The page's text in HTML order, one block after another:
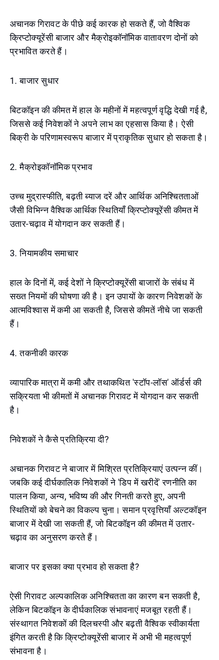
अचानक गिरावट के पीछे कई कारक हो सकते हैं, जो वैश्विक
क्रिप्टोक्यूरेंसी बाजार और मैक्रोइकॉनॉमिक वातावरण दोनों को
प्रभावित करते हैं।
1. बाजार सुधार
बिटकॉइन की कीमत में हाल के महीनों में महत्वपूर्ण वृद्धि देखी गई है,
जिससे कई निवेशकों ने अपने लाभ का एहसास किया है। ऐसी
बिक्री के परिणामस्वरूप बाजार में प्राकृतिक सुधार हो सकता है।
2. मैक्रोइकॉनॉमिक प्रभाव
उच्च मुद्रास्फीति, बढ़ती ब्याज दरें और आर्थिक अनिश्चितताओं
जैसी विभिन्न वैश्विक आर्थिक स्थितियाँ क्रिप्टोक्यूरेंसी कीमत में
उतार-चढ़ाव में योगदान कर सकती हैं।
3. नियामकीय समाचार
हाल के दिनों में, कई देशों ने क्रिप्टोक्यूरेंसी बाजारों के संबंध में
सख्त नियमों की घोषणा की है। इन उपायों के कारण निवेशकों के
आत्मविश्वास में कमी आ सकती है, जिससे कीमतें नीचे जा सकती
हैं।
4. तकनीकी कारक
व्यापारिक मात्रा में कमी और तथाकथित 'स्टॉप-लॉस' ऑर्डर्स की
सक्रियता भी कीमतों में अचानक गिरावट में योगदान कर सकती
है।
निवेशकों ने कैसे प्रतिक्रिया दी?
अचानक गिरावट ने बाजार में मिश्रित प्रतिक्रियाएं उत्पन्न कीं।
जबकि कई दीर्घकालिक निवेशकों ने 'डिप में खरीदें' रणनीति का
पालन किया, अन्य, भविष्य की और गिनती करते हुए, अपनी
स्थितियों को बेचने का विकल्प चुना। समान प्रवृत्तियाँ अल्टकॉइन
बाजार में देखी जा सकती हैं, जो बिटकॉइन की कीमत में उतार-
चढ़ाव का अनुसरण करते हैं।
बाजार पर इसका क्या प्रभाव हो सकता है?
ऐसी गिरावट अल्पकालिक अनिश्चितता का कारण बन सकती है,
लेकिन बिटकॉइन के दीर्घकालिक संभावनाएं मजबूत रहती हैं।
संस्थागत निवेशकों की दिलचस्पी और बढ़ती वैश्विक स्वीकार्यता
इंगित करती है कि क्रिप्टोक्यूरेंसी बाजार में अभी भी महत्वपूर्ण
संभावना है।